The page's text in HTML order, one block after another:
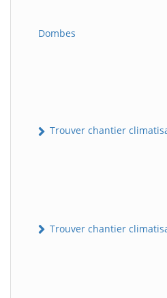
Dombes
Trouver chantier
Trouver chantier